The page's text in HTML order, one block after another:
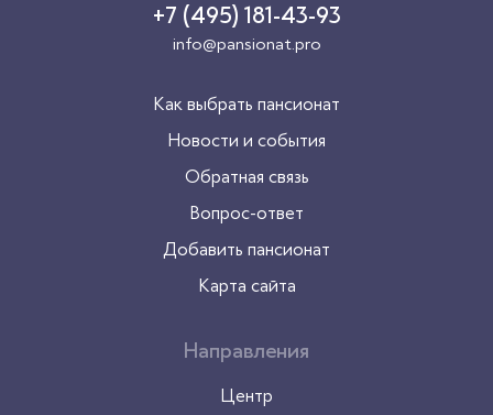
+7 (495) 181-43-93
info@pansionat.pro
Как выбрать пансионат
Новости и события
Обратная связь
Вопрос-ответ
Добавить пансионат
Карта сайта
Направления
Центр